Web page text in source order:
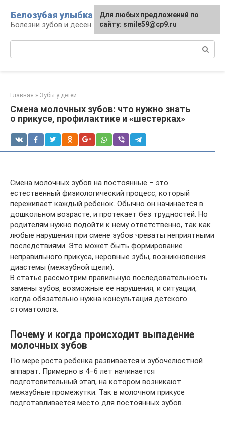
контенту
Белозубая улыбка
Болезни зубов и десен
Главная » Зубы у детей
Смена молочных зубов: что нужно знать
о прикусе, профилактике и «шестерках»
Смена молочных зубов на постоянные – это
естественный физиологический процесс, который
переживает каждый ребенок. Обычно он начинается в
дошкольном возрасте, и протекает без трудностей. Но
родителям нужно подойти к нему ответственно, так как
любые нарушения при смене зубов чреваты неприятными
последствиями. Это может быть формирование
неправильного прикуса, неровные зубы, возникновения
диастемы (межзубной щели).
В статье рассмотрим правильную последовательность
замены зубов, возможные ее нарушения, и ситуации,
когда обязательно нужна консультация детского
стоматолога.
Почему и когда происходит выпадение
молочных зубов
По мере роста ребенка развивается и зубочелюстной
аппарат. Примерно в 4–6 лет начинается
подготовительный этап, на котором возникают
межзубные промежутки. Так в молочном прикусе
подготавливается место для постоянных зубов.
Для любых предложений по
сайту: smile59@cp9.ru